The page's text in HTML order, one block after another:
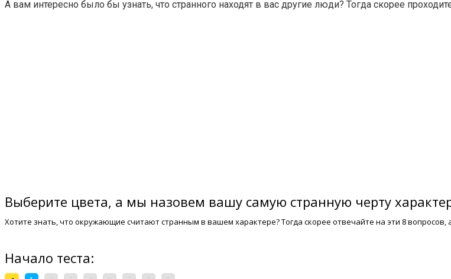
А вам интересно было бы узнать, что странного находят в вас другие люди? Тогда скорее